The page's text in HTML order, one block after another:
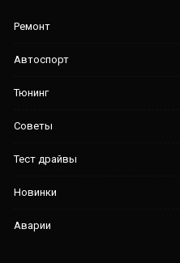
Ремонт
Автоспорт
Тюнинг
Советы
Тест драйвы
Новинки
Аварии